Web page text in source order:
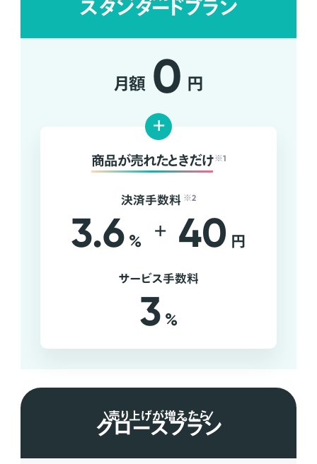
スタンダードプラン
月額 0 円
+
商品が売れたときだけ ※1
決済手数料 ※2
3.6 % + 40 円
サービス手数料
3 %
売り上げが増えたら
グロースプラン